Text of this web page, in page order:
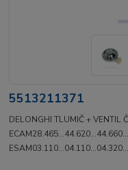
5513211371
DELONGHI TLUMIČ + VENTIL